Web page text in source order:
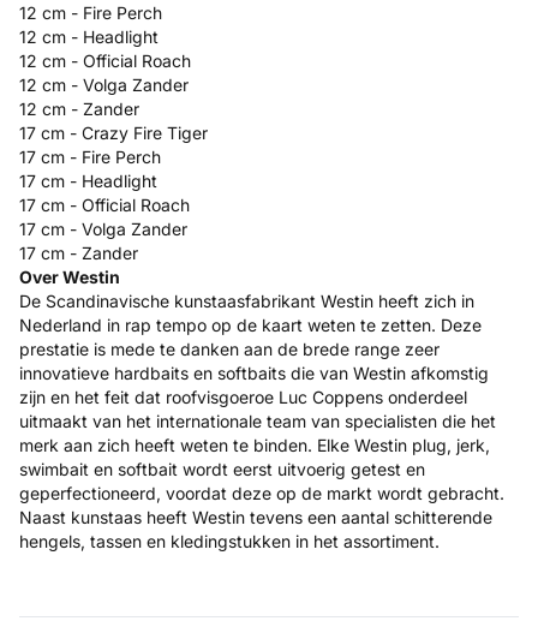
12 cm - Fire Perch
12 cm - Headlight
12 cm - Official Roach
12 cm - Volga Zander
12 cm - Zander
17 cm - Crazy Fire Tiger
17 cm - Fire Perch
17 cm - Headlight
17 cm - Official Roach
17 cm - Volga Zander
17 cm - Zander
Over Westin
De Scandinavische kunstaasfabrikant Westin heeft zich in
Nederland in rap tempo op de kaart weten te zetten. Deze
prestatie is mede te danken aan de brede range zeer
innovatieve hardbaits en softbaits die van Westin afkomstig
zijn en het feit dat roofvisgoeroe Luc Coppens onderdeel
uitmaakt van het internationale team van specialisten die het
merk aan zich heeft weten te binden. Elke Westin plug, jerk,
swimbait en softbait wordt eerst uitvoerig getest en
geperfectioneerd, voordat deze op de markt wordt gebracht.
Naast kunstaas heeft Westin tevens een aantal schitterende
hengels, tassen en kledingstukken in het assortiment.